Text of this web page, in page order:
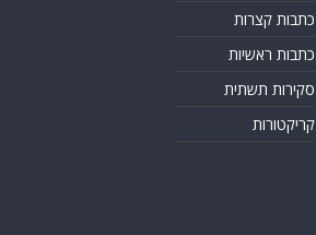
קטגוריות
חדשות מהעולם
כללי